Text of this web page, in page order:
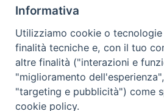
SEDE
piazza Giano Parrasio, 16
87100 Cosenza
CONTATTI
Informativa
Utilizziamo cookie o
finalità tecniche e, con il tuo
altre finalità ("interazioni e
"miglioramento
"targeting e pubblicità") come
cookie policy.